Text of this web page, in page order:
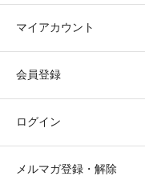
マイアカウント
会員登録
ログイン
メルマガ登録・解除